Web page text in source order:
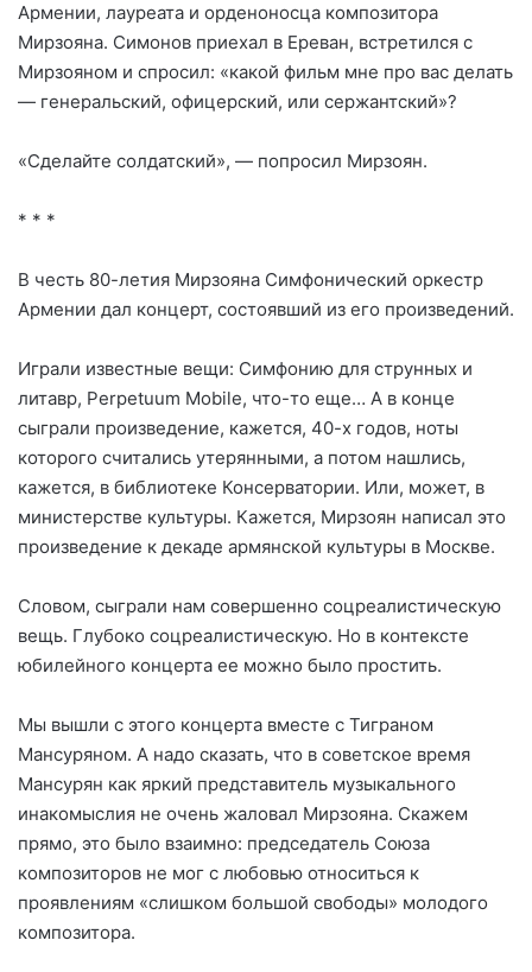
Армении, лауреата и орденоносца композитора
Мирзояна. Симонов приехал в Ереван, встретился с
Мирзояном и спросил: «какой фильм мне про вас делать
— генеральский, офицерский, или сержантский»?
«Сделайте солдатский», — попросил Мирзоян.
* * *
В честь 80-летия Мирзояна Симфонический оркестр
Армении дал концерт, состоявший из его произведений.
Играли известные вещи: Симфонию для струнных и
литавр, Perpetuum Mobile, что-то еще… А в конце
сыграли произведение, кажется, 40-х годов, ноты
которого считались утерянными, а потом нашлись,
кажется, в библиотеке Консерватории. Или, может, в
министерстве культуры. Кажется, Мирзоян написал это
произведение к декаде армянской культуры в Москве.
Словом, сыграли нам совершенно соцреалистическую
вещь. Глубоко соцреалистическую. Но в контексте
юбилейного концерта ее можно было простить.
Мы вышли с этого концерта вместе с Тиграном
Мансуряном. А надо сказать, что в советское время
Мансурян как яркий представитель музыкального
инакомыслия не очень жаловал Мирзояна. Скажем
прямо, это было взаимно: председатель Союза
композиторов не мог с любовью относиться к
проявлениям «слишком большой свободы» молодого
композитора.